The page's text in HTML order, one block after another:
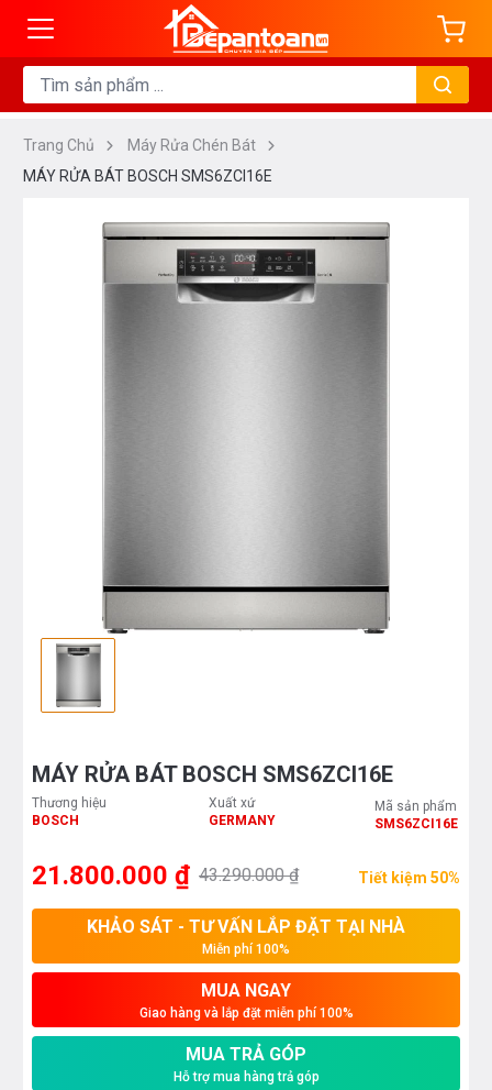
Trang Chủ
Máy Rửa Chén Bát
MÁY RỬA BÁT BOSCH SMS6ZCI16E
MÁY RỬA BÁT BOSCH SMS6ZCI16E
Thương hiệu
BOSCH
Xuất xứ
GERMANY
Mã sản phẩm
SMS6ZCI16E
21.800.000 ₫ 43.290.000 ₫ Tiết kiệm 50%
KHẢO SÁT - TƯ VẤN LẮP ĐẶT TẠI NHÀ
Miễn phí 100%
MUA NGAY
Giao hàng và lắp đặt miễn phí 100%
MUA TRẢ GÓP
Hỗ trợ mua hàng trả góp